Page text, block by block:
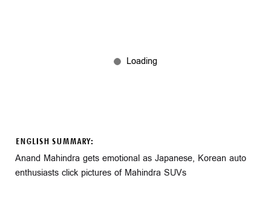
ENGLISH SUMMARY:
Anand Mahindra gets emotional as Japanese, Korean auto
enthusiasts click pictures of Mahindra SUVs